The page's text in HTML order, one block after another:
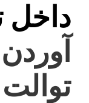
داخل